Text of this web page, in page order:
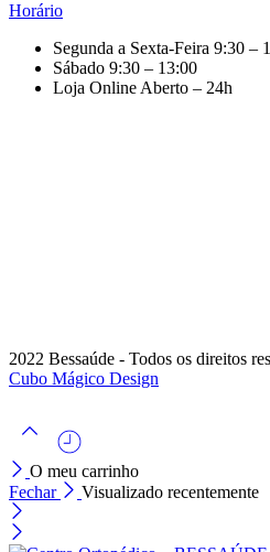
Horário
Segunda a Sexta-Feira 9:30 –
Sábado 9:30 – 13:00
Loja Online Aberto – 24h
2022 Bessaúde - Todos os direitos
Cubo Mágico Design
O meu carrinho
Fechar
Visualizado recentemente